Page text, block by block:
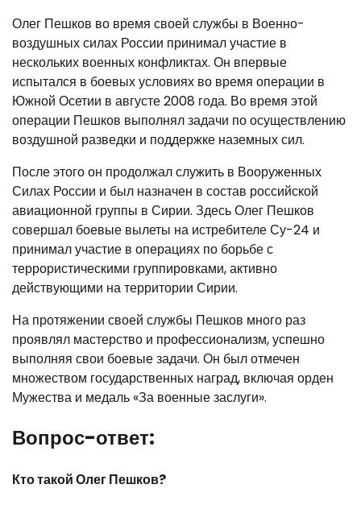
Олег Пешков во время своей службы в Военно-
воздушных силах России принимал участие в
нескольких военных конфликтах. Он впервые
испытался в боевых условиях во время операции в
Южной Осетии в августе 2008 года. Во время этой
операции Пешков выполнял задачи по осуществлению
воздушной разведки и поддержке наземных сил.
После этого он продолжал служить в Вооруженных
Силах России и был назначен в состав российской
авиационной группы в Сирии. Здесь Олег Пешков
совершал боевые вылеты на истребителе Су-24 и
принимал участие в операциях по борьбе с
террористическими группировками, активно
действующими на территории Сирии.
На протяжении своей службы Пешков много раз
проявлял мастерство и профессионализм, успешно
выполняя свои боевые задачи. Он был отмечен
множеством государственных наград, включая орден
Мужества и медаль «За военные заслуги».
Вопрос-ответ:
Кто такой Олег Пешков?